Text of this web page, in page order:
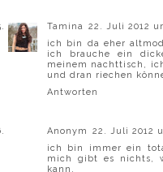
Tamina 22. Juli 2012
ich bin da eher
ich brauche ein
meinem nachttisch,
und dran riechen
Antworten
Anonym
22. Juli 2012
ich bin immer ein
mich gibt es nichts,
kann.